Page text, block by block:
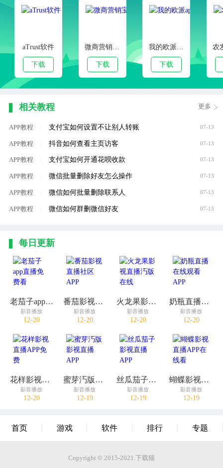
aTrust软件
下载
微商营销宝安卓版
下载
我的欧派app
下载
相关教程 更多
APP教程 支付宝如何设置不让别人转账 07-13
APP教程 抖音如何查看主页访客 07-13
APP教程 支付宝如何开通花呗收款 07-13
APP教程 微信批量删除好友怎么操作 07-13
APP教程 微信如何批量删除联系人 07-13
APP教程 微信如何群删微信好友 07-13
每日更新
老茄子app直播免费看
影音播放
12-20
番茄影视直播社区APP
影音播放
12-20
火龙果影视直播汅版在线
影音播放
12-20
奶瓶直播在线观看APP
影音播放
12-20
花样影视直播APP免费
影音播放
12-20
蜜芽汅版影视直播APP
影音播放
12-19
丝瓜茄子影视直播APP
影音播放
12-19
蝴蝶影视直播APP在线看
影音播放
12-19
首页 游戏 软件 排行 专题
Copyright © 2015-2021.下载猫